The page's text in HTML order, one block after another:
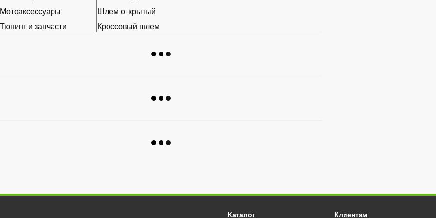
Мотоаксессуары
Тюнинг и запчасти
Шлем открытый
Кроссовый шлем
Мотогарнитура
Визор на шлем
Каталог Клиентам